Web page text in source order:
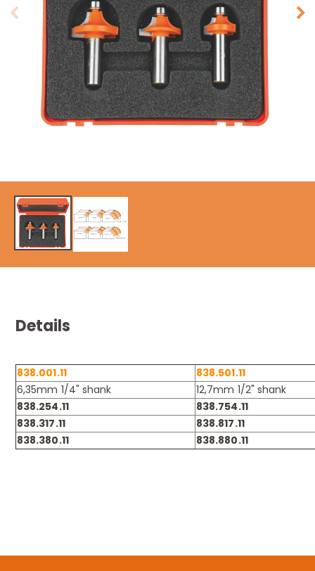
Details
838.001.11
838.501.11
6,35mm 1/4" shank
12,7mm 1/2" shank
838.254.11
838.754.11
838.317.11
838.817.11
838.380.11
838.880.11